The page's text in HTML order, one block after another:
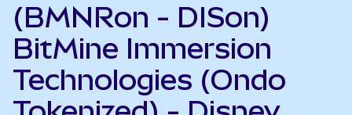
(BMNRon - DISon)
BitMine Immersion
Technologies (Ondo